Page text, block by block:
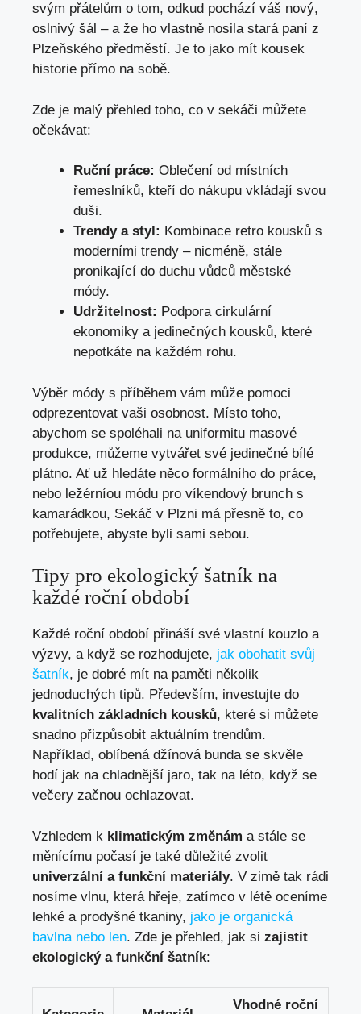
svým přátelům o tom, odkud pochází váš nový,
oslnivý šál – a že ho vlastně nosila stará paní z
Plzeňského předměstí. Je to jako mít kousek
historie přímo na sobě.
Zde je malý přehled toho, co v sekáči můžete
očekávat:
Ruční práce: Oblečení od místních
řemeslníků, kteří do nákupu vkládají svou
duši.
Trendy a styl: Kombinace retro kousků s
moderními trendy – nicméně, stále
pronikající do duchu vůdců městské
módy.
Udržitelnost: Podpora cirkulární
ekonomiky a jedinečných kousků, které
nepotkáte na každém rohu.
Výběr módy s příběhem vám může pomoci
odprezentovat vaši osobnost. Místo toho,
abychom se spoléhali na uniformitu masové
produkce, můžeme vytvářet své jedinečné bílé
plátno. Ať už hledáte něco formálního do práce,
nebo ležérníou módu pro víkendový brunch s
kamarádkou, Sekáč v Plzni má přesně to, co
potřebujete, abyste byli sami sebou.
Tipy pro ekologický šatník na
každé roční období
Každé roční období přináší své vlastní kouzlo a
výzvy, a když se rozhodujete, jak obohatit svůj
šatník, je dobré mít na paměti několik
jednoduchých tipů. Především, investujte do
kvalitních základních kousků, které si můžete
snadno přizpůsobit aktuálním trendům.
Například, oblíbená džínová bunda se skvěle
hodí jak na chladnější jaro, tak na léto, když se
večery začnou ochlazovat.
Vzhledem k klimatickým změnám a stále se
měnícímu počasí je také důležité zvolit
univerzální a funkční materiály. V zimě tak rádi
nosíme vlnu, která hřeje, zatímco v létě oceníme
lehké a prodyšné tkaniny, jako je organická
bavlna nebo len. Zde je přehled, jak si zajistit
ekologický a funkční šatník:
Vhodné roční